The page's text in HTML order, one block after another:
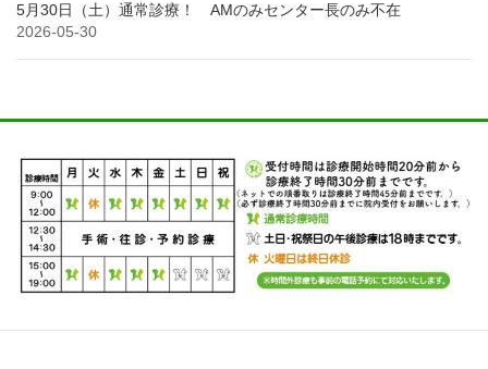
5月30日（土）通常診療！ AMのみセンター長のみ不在
2026-05-30